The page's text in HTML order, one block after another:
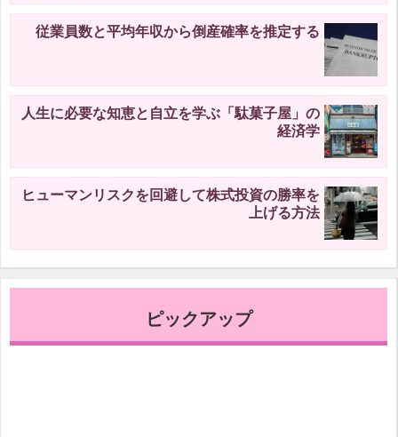
従業員数と平均年収から倒産確率を推定する
人生に必要な知恵と自立を学ぶ「駄菓子屋」の
経済学
ヒューマンリスクを回避して株式投資の勝率を
上げる方法
ピックアップ